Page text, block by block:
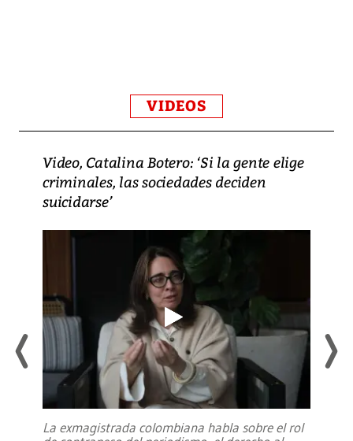
VIDEOS
Video, Catalina Botero: ‘Si la gente elige
criminales, las sociedades deciden
suicidarse’
La exmagistrada colombiana habla sobre el rol